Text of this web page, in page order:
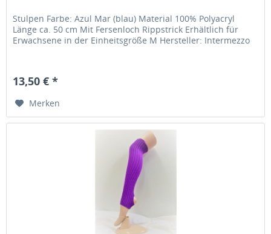
Stulpen Farbe: Azul Mar (blau) Material 100% Polyacryl
Länge ca. 50 cm Mit Fersenloch Rippstrick Erhältlich für
Erwachsene in der Einheitsgröße M Hersteller: Intermezzo
13,50 € *
Merken